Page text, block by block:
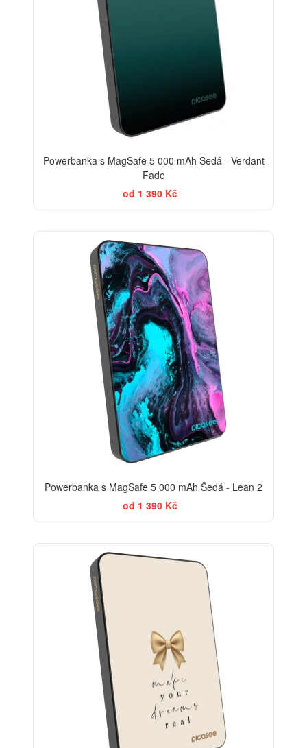
Powerbanka s MagSafe 5 000 mAh Šedá - Verdant
Fade
od 1 390 Kč
Powerbanka s MagSafe 5 000 mAh Šedá - Lean 2
od 1 390 Kč